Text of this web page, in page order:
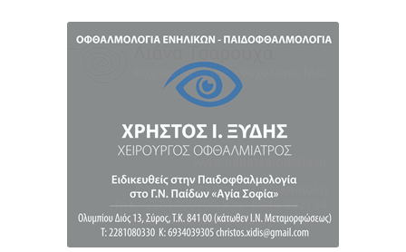
12 ώρες 26 λεπτά πρίν